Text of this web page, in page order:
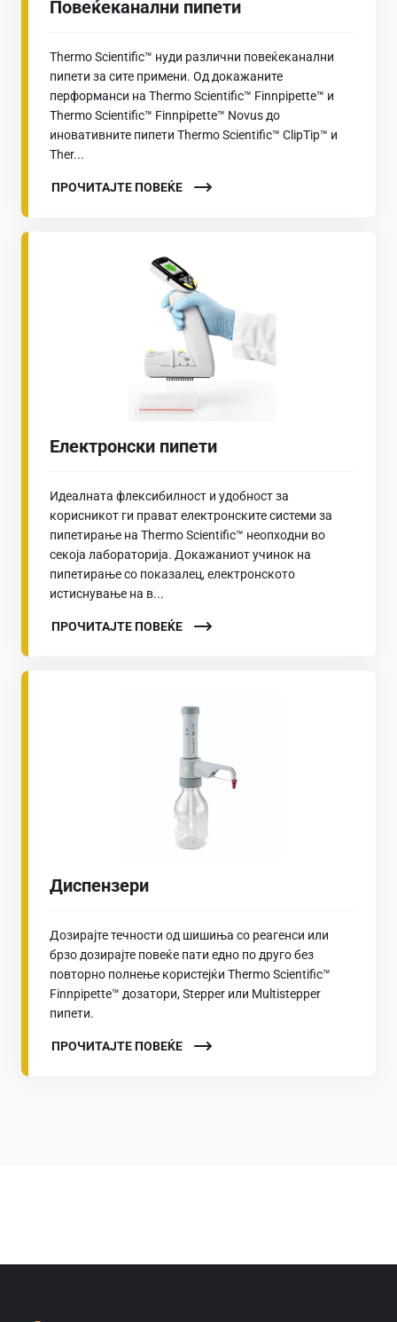
Повеќеканални пипети
Thermo Scientific™ нуди различни повеќеканални
пипети за сите примени. Од докажаните
перформанси на Thermo Scientific™ Finnpipette™ и
Thermo Scientific™ Finnpipette™ Novus до
иновативните пипети Thermo Scientific™ ClipTip™ и
Ther...
ПРОЧИТАЈТЕ ПОВЕЌЕ
Електронски пипети
Идеалната флексибилност и удобност за
корисникот ги прават електронските системи за
пипетирање на Thermo Scientific™ неопходни во
секоја лабораторија. Докажаниот учинок на
пипетирање со показалец, електронското
истиснување на в...
ПРОЧИТАЈТЕ ПОВЕЌЕ
Диспензери
Дозирајте течности од шишиња со реагенси или
брзо дозирајте повеќе пати едно по друго без
повторно полнење користејќи Thermo Scientific™
Finnpipette™ дозатори, Stepper или Multistepper
пипети.
ПРОЧИТАЈТЕ ПОВЕЌЕ